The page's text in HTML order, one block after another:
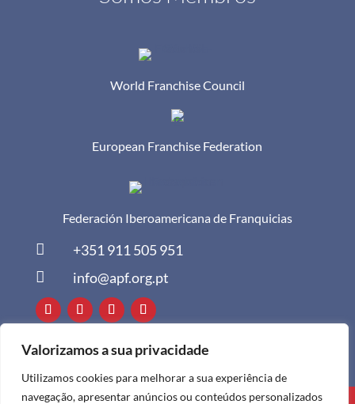
Valorizamos a sua privacidade
Utilizamos cookies para melhorar a sua experiência de
navegação, apresentar anúncios ou conteúdos personalizados
World Franchise Council
European Franchise Federation
Federación Iberoamericana de Franquicias
 +351 911 505 951
 info@apf.org.pt